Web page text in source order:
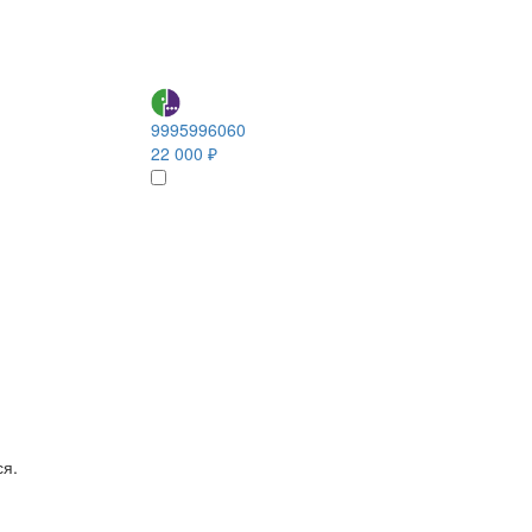
9995996060
22 000 ₽